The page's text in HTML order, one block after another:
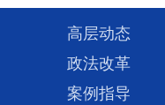
高层动态
政法改革
案例指导